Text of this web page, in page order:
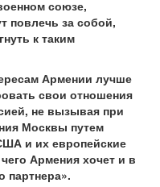
союзе,
повлечь за собой,
к таким
Армении лучше
свои отношения
не вызывая при
Москвы путем
и их европейские
Армения хочет и в
партнера».